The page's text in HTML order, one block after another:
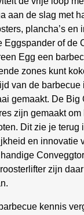
aan de slag met
plancha’s en
Eggspander of de
Egg een
zones kunt
van de barbecue
gemaakt. De Big
zijn gemaakt om
Dit zie je terug
en innovatie
zijn
kennis